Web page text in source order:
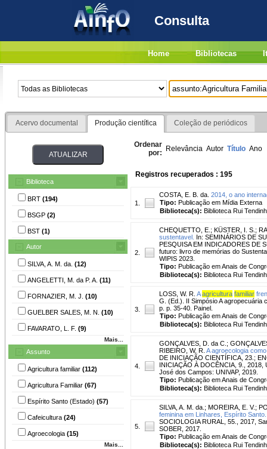
Consulta
Home Bibliotecas
Acervo documental Produção científica Coleção de periódicos
Biblioteca
BRT (194)
BSGP (2)
BST (1)
Autor
SILVA, A. M. da. (12)
ANGELETTI, M. da P. A. (11)
FORNAZIER, M. J. (10)
GUELBER SALES, M. N. (10)
FAVARATO, L. F. (9)
Mais...
Assunto
Agricultura familiar (112)
Agricultura Familiar (67)
Espírito Santo (Estado) (57)
Cafeicultura (24)
Agroecologia (15)
Mais...
Ordenar
por: Relevância Autor Título Ano
Registros recuperados : 195
1.
COSTA, E. B. da. 2014, o ano
Tipo: Publicação em Mídia Externa
Biblioteca(s): Biblioteca Rui
2.
CHEQUETTO, E. ; KÜSTER, I. S. ;
sustentavel. In: SEMINÁRIOS DE
PESQUISA EM INDICADORES DE
futuro: livro de memórias do
WIPIS 2023.
Tipo: Publicação em Anais de
Biblioteca(s): Biblioteca Rui
3.
LOSS, W. R. Aagricultura familiar
G. (Ed.). II Simpósio A agropecuária
p. p. 35-40. Painel.
Tipo: Publicação em Anais de
Biblioteca(s): Biblioteca Rui
4.
GONÇALVES, D. da C. ;
RIBEIRO, W. R. A agroecologia
DE INICIAÇÃO CIENTÍFICA, 23.;
INICIAÇÃO À DOCÊNCIA, 9.,
José dos Campos: UNIVAP, 2019.
Tipo: Publicação em Anais de
Biblioteca(s): Biblioteca Rui
5.
SILVA, A. M. da. ; MOREIRA, E. V.;
feminina em Linhares, Espírito Santo.
SOCIOLOGIA RURAL, 55., 2017,
SOBER, 2017.
Tipo: Publicação em Anais de
Biblioteca(s): Biblioteca Rui